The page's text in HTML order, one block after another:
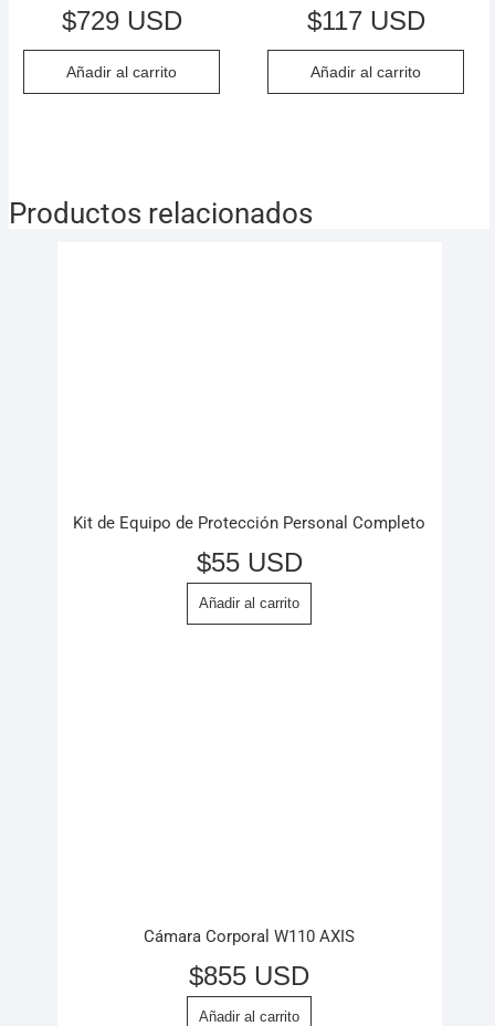
$729 USD
Añadir al carrito
$117 USD
Añadir al carrito
Productos relacionados
Kit de Equipo de Protección Personal Completo
$55 USD
Añadir al carrito
Cámara Corporal W110 AXIS
$855 USD
Añadir al carrito